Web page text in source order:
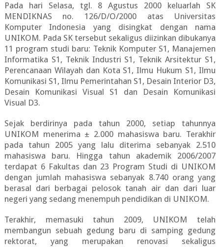
Pada hari Selasa, tgl. 8 Agustus 2000 keluarlah SK
MENDIKNAS no. 126/D/O/2000 atas Universitas
Komputer Indonesia yang disingkat dengan nama
UNIKOM. Pada SK tersebut sekaligus diizinkan dibukanya
11 program studi baru: Teknik Komputer S1, Manajemen
Informatika S1, Teknik Industri S1, Teknik Arsitektur S1,
Perencanaan Wilayah dan Kota S1, Ilmu Hukum S1, Ilmu
Komunikasi S1, Ilmu Pemerintahan S1, Desain Interior D3,
Desain Komunikasi Visual S1 dan Desain Komunikasi
Visual D3.
Sejak berdirinya pada tahun 2000, setiap tahunnya
UNIKOM menerima ± 2.000 mahasiswa baru. Terakhir
pada tahun 2005 yang lalu diterima sebanyak 2.510
mahasiswa baru. Hingga tahun akademik 2006/2007
terdapat 6 Fakultas dan 23 Program Studi di UNIKOM
dengan jumlah mahasiswa sebanyak 8.740 orang yang
berasal dari berbagai pelosok tanah air dan dari luar
negeri yang sedang menempuh pendidikan di UNIKOM.
Terakhir, memasuki tahun 2009, UNIKOM telah
membangun sebuah gedung baru di samping gedung
rektorat, yang merupakan renovasi sekaligus